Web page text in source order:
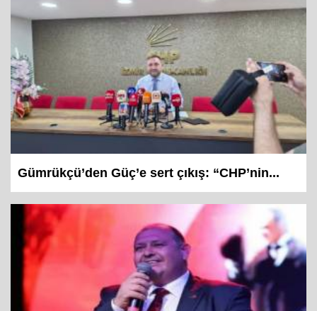
Gümrükçü’den Güç’e sert çıkış: “CHP’nin...